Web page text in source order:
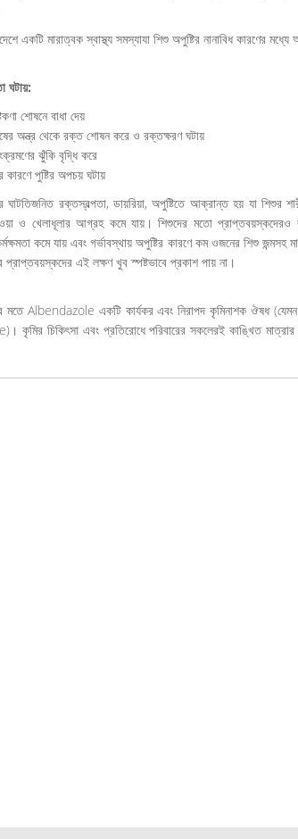
একটি মারাত্বক স্বাস্থ্য সমস্যাযা শিশু অপুষ্টির নানাবিধ কারণের
ঘটায়:
শোষনে বাধা দেয়
অন্ত্র থেকে রক্ত শোষন করে ও রক্তক্ষরণ ঘটায়
ঝুঁকি বৃদ্ধি করে
কারণে পুষ্টির অপচয় ঘটায়
রক্তস্বল্পতা, ডায়রিয়া, অপুষ্টিতে আক্রান্ত হয় যা শিশুর
ও খেলাধূলার আগ্রহ কমে যায়। শিশুদের মতো
কমে যায় এবং গর্ভাবস্থায় অপুষ্টির কারণে কম ওজনের শিশু
এই লক্ষণ খুব স্পষ্টভাবে প্রকাশ পায় না।
মতে Albendazole একটি কার্যকর এবং নিরাপদ কৃমিনাশক ঔষধ
কৃমির চিকিৎসা এবং প্রতিরোধে পরিবারের সকলেরই কাঙ্খিত মাত্রার